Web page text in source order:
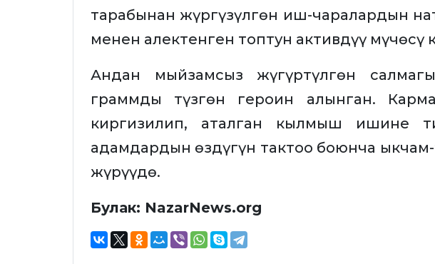
тарабынан жүргүзүлгөн иш-чаралардын
менен алектенген топтун активдүү мүчөсү
Андан мыйзамсыз жүгүртүлгөн
граммды түзгөн героин алынган.
киргизилип, аталган кылмыш ишине
адамдардын өздүгүн тактоо боюнча
жүрүүдө.
Булак: NazarNews.org